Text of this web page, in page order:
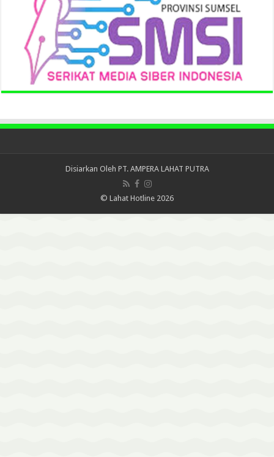
Disiarkan Oleh PT. AMPERA LAHAT PUTRA
© Lahat Hotline 2026